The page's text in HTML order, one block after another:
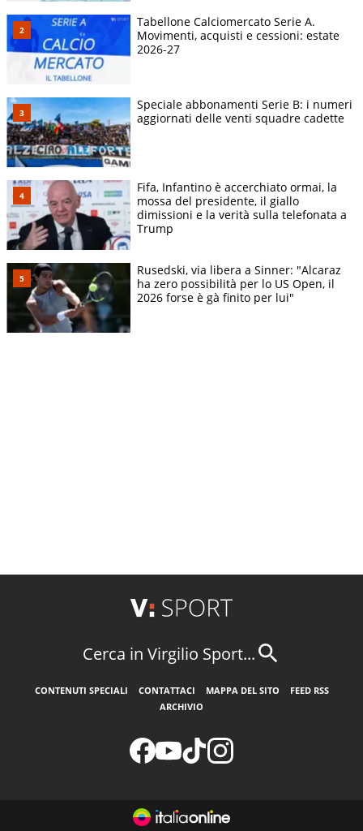
Tabellone Calciomercato Serie A.
Movimenti, acquisti e cessioni: estate
2026-27
Speciale abbonamenti Serie B: i numeri
aggiornati delle venti squadre cadette
Fifa, Infantino è accerchiato ormai, la
mossa del presidente, il giallo
dimissioni e la verità sulla telefonata a
Trump
Rusedski, via libera a Sinner: "Alcaraz
ha zero possibilità per lo US Open, il
2026 forse è gà finito per lui"
Cerca in Virgilio Sport...
CONTENUTI SPECIALI CONTATTACI MAPPA DEL SITO
FEED RSS
ARCHIVIO